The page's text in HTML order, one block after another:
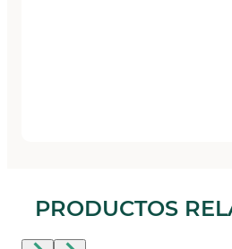
PRODUCTOS